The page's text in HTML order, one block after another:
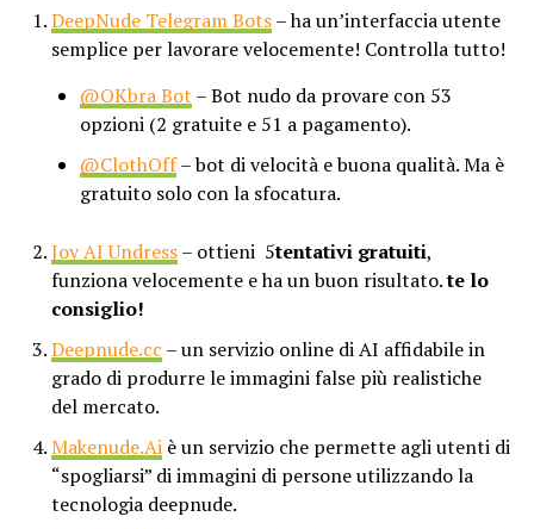
DeepNude Telegram Bots– ha un’interfaccia utente
semplice per lavorare velocemente! Controlla tutto!
@OKbra Bot – Bot nudo da provare con 53
opzioni (2 gratuite e 51 a pagamento).
@ClothOff– bot di velocità e buona qualità. Ma è
gratuito solo con la sfocatura.
Joy AI Undress– ottieni 5tentativi gratuiti,
funziona velocemente e ha un buon risultato.te lo
consiglio!
Deepnude.cc – un servizio online di AI affidabile in
grado di produrre le immagini false più realistiche
del mercato.
Makenude.Aiè un servizio che permette agli utenti di
“spogliarsi” di immagini di persone utilizzando la
tecnologia deepnude.